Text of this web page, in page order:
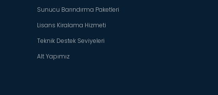
Sunucu Barındırma Paketleri
Lisans Kiralama Hizmeti
Teknik Destek Seviyeleri
Alt Yapımız